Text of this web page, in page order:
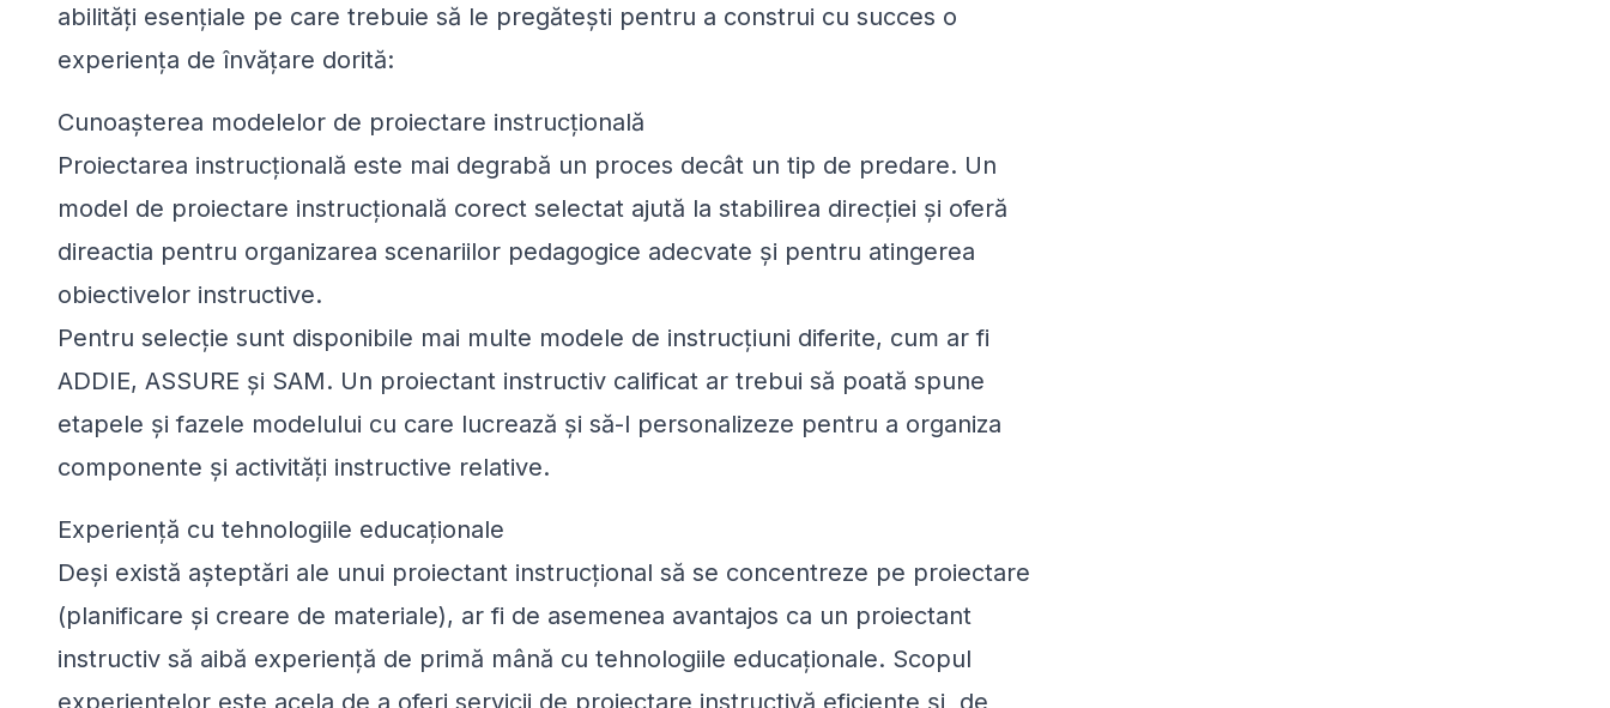
abilități esențiale pe care trebuie să le pregătești pentru a construi cu succes o
experiența de învățare dorită:
Cunoașterea modelelor de proiectare instrucțională
Proiectarea instrucțională este mai degrabă un proces decât un tip de predare. Un
model de proiectare instrucțională corect selectat ajută la stabilirea direcției și oferă
direactia pentru organizarea scenariilor pedagogice adecvate și pentru atingerea
obiectivelor instructive.
Pentru selecție sunt disponibile mai multe modele de instrucțiuni diferite, cum ar fi
ADDIE, ASSURE și SAM. Un proiectant instructiv calificat ar trebui să poată spune
etapele și fazele modelului cu care lucrează și să-l personalizeze pentru a organiza
componente și activități instructive relative.
Experiență cu tehnologiile educaționale
Deși există așteptări ale unui proiectant instrucțional să se concentreze pe proiectare
(planificare și creare de materiale), ar fi de asemenea avantajos ca un proiectant
instructiv să aibă experiență de primă mână cu tehnologiile educaționale. Scopul
experiențelor este acela de a oferi servicii de proiectare instructivă eficiente și de